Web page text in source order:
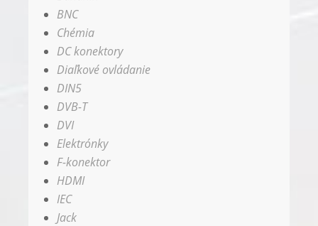
BNC
Chémia
DC konektory
Diaľkové ovládanie
DIN5
DVB-T
DVI
Elektrónky
F-konektor
HDMI
IEC
Jack